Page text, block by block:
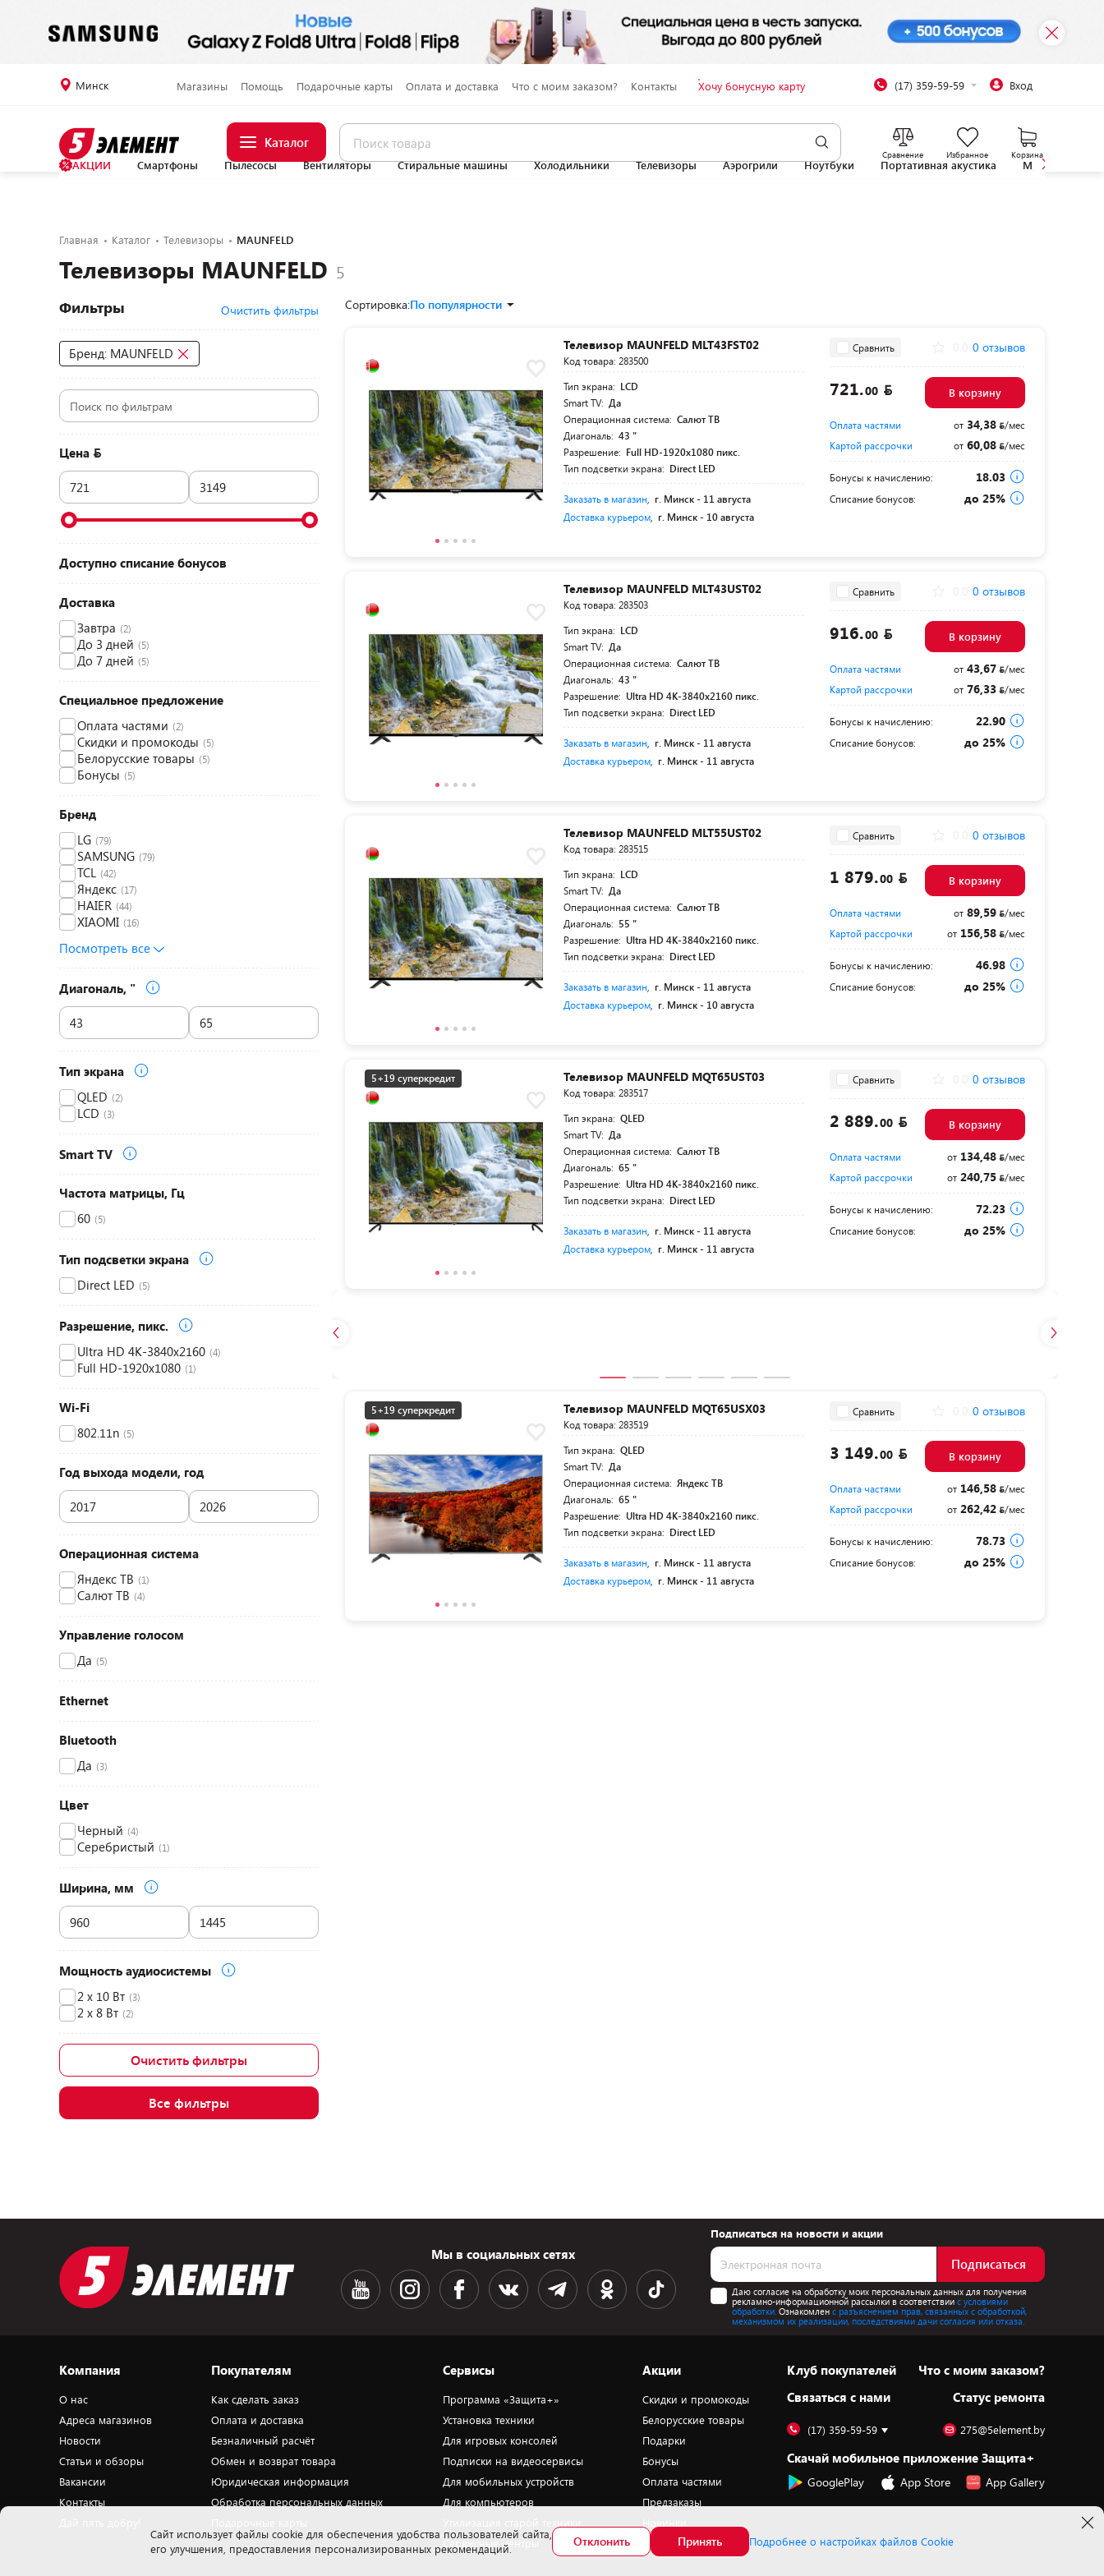
Минск Магазины Помощь Подарочные карты Оплата и доставка Что с моим заказом? Контакты Хочу бонусную карту (17) 359-59-59 Вход
Каталог
Сравнение Избранное Корзина
АКЦИИ Смартфоны Пылесосы Вентиляторы Стиральные машины Холодильники Телевизоры Аэрогрили Ноутбуки Портативная акустика
Главная Каталог Телевизоры MAUNFELD
Телевизоры MAUNFELD
Фильтры Очистить фильтры
Бренд: MAUNFELD
Цена
Доступно списание бонусов
Доставка
Завтра (2)
До 3 дней (5)
До 7 дней (5)
Специальное предложение
Оплата частями (2)
Скидки и промокоды (5)
Белорусские товары (5)
Бонусы (5)
Бренд
LG (79)
SAMSUNG (79)
TCL (42)
Яндекс (17)
HAIER (44)
XIAOMI (16)
Посмотреть все
Диагональ, "
Тип экрана
QLED (2)
LCD (3)
Smart TV
Частота матрицы, Гц
60 (5)
Тип подсветки экрана
Direct LED (5)
Разрешение, пикс.
Ultra HD 4K-3840x2160 (4)
Full HD-1920x1080 (1)
Wi-Fi
802.11n (5)
Год выхода модели, год
Операционная система
Яндекс ТВ (1)
Салют ТВ (4)
Управление голосом
Да (5)
Ethernet
Bluetooth
Да (3)
Цвет
Черный (4)
Серебристый (1)
Ширина, мм
Мощность аудиосистемы
2 х 10 Вт (3)
2 x 8 Вт (2)
Очистить фильтры
Все фильтры
Сортировка:По популярности
Телевизор MAUNFELD MLT43FST02
Код товара: 283500
Тип экрана: LCD
Smart TV: Да
Операционная система: Салют ТВ
Диагональ: 43 "
Разрешение: Full HD-1920x1080 пикс.
Тип подсветки экрана: Direct LED
Заказать в магазин г. Минск - 11 августа
Доставка курьером г. Минск - 10 августа
Сравнить 0 отзывов
721.00 В корзину
Оплата частями от34,38
/мес
Картой рассрочки
от60,08 /мес
Бонусы к начислению: 18.03
Списание бонусов: до 25%
Телевизор MAUNFELD MLT43UST02
Код товара: 283503
Тип экрана: LCD
Smart TV: Да
Операционная система: Салют ТВ
Диагональ: 43 "
Разрешение: Ultra HD 4K-3840x2160 пикс.
Тип подсветки экрана: Direct LED
Заказать в магазин г. Минск - 11 августа
Доставка курьером г. Минск - 11 августа
Сравнить 0 отзывов
916.00 В корзину
Оплата частями от43,67
/мес
Картой рассрочки
от76,33 /мес
Бонусы к начислению: 22.90
Списание бонусов: до 25%
Телевизор MAUNFELD MLT55UST02
Код товара: 283515
Тип экрана: LCD
Smart TV: Да
Операционная система: Салют ТВ
Диагональ: 55 "
Разрешение: Ultra HD 4K-3840x2160 пикс.
Тип подсветки экрана: Direct LED
Заказать в магазин г. Минск - 11 августа
Доставка курьером г. Минск - 10 августа
Сравнить 0 отзывов
1 879.00 В корзину
Оплата частями от89,59
/мес
Картой рассрочки
от156,58 /мес
Бонусы к начислению: 46.98
Списание бонусов: до 25%
5+19 суперкредит Телевизор MAUNFELD MQT65UST03
Код товара: 283517
Тип экрана: QLED
Smart TV: Да
Операционная система: Салют ТВ
Диагональ: 65 "
Разрешение: Ultra HD 4K-3840x2160 пикс.
Тип подсветки экрана: Direct LED
Заказать в магазин г. Минск - 11 августа
Доставка курьером г. Минск - 11 августа
Сравнить 0 отзывов
2 889.00 В корзину
Оплата частями от134,48
/мес
Картой рассрочки
от240,75 /мес
Бонусы к начислению: 72.23
Списание бонусов: до 25%
5+19 суперкредит Телевизор MAUNFELD MQT65USX03
Код товара: 283519
Тип экрана: QLED
Smart TV: Да
Операционная система: Яндекс ТВ
Диагональ: 65 "
Разрешение: Ultra HD 4K-3840x2160 пикс.
Тип подсветки экрана: Direct LED
Заказать в магазин, г. Минск - 11 августа
Доставка курьером, г. Минск - 11 августа
Сравнить 0 отзывов
3 149.00 В корзину
Оплата частями от146,58
/мес
Картой рассрочки
от262,42 /мес
Бонусы к начислению: 78.73
Списание бонусов: до 25%
Мы в социальных сетях
Подписаться на новости и акции
Подписаться
Даю согласие на обработку моих персональных данных для получения
рекламно-информационной рассылки в соответствиис условиями
обработки. Ознакомлен с разъяснением прав, связанных с обработкой,
механизмом их реализации, последствиями дачи согласия или отказа.
Компания
О нас
Адреса магазинов
Новости
Статьи и обзоры
Вакансии
Контакты
Покупателям
Как сделать заказ
Оплата и доставка
Безналичный расчёт
Обмен и возврат товара
Юридическая информация
Обработка персональных данных
Сервисы
Программа «Защита+»
Установка техники
Для игровых консолей
Подписки на видеосервисы
Для мобильных устройств
Для компьютеров
Сервисные центры
Акции
Скидки и промокоды
Белорусские товары
Подарки
Бонусы
Оплата частями
Предзаказы
Клуб покупателей
Cвязаться с нами
Что с моим заказом?
Статус ремонта
(17) 359-59-59 275@5element.by
Скачай мобильное приложение Защита+
GooglePlay App Store App Gallery
Cайт использует файлы cookie для обеспечения удобства пользователей сайта,
его улучшения, предоставления персонализированных рекомендаций.
Отклонить Принять Подробнее о настройках файлов Cookie